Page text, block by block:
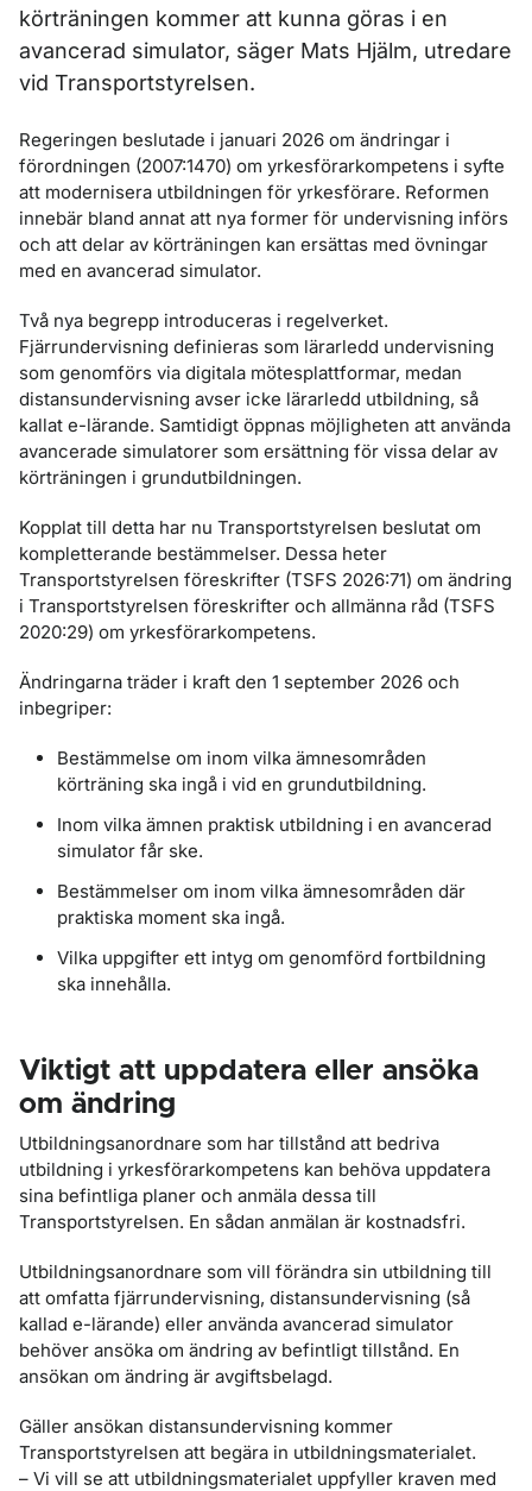
körträningen kommer att kunna göras i en
avancerad simulator, säger Mats Hjälm, utredare
vid Transportstyrelsen.
Regeringen beslutade i januari 2026 om ändringar i
förordningen (2007:1470) om yrkesförarkompetens i syfte
att modernisera utbildningen för yrkesförare. Reformen
innebär bland annat att nya former för undervisning införs
och att delar av körträningen kan ersättas med övningar
med en avancerad simulator.
Två nya begrepp introduceras i regelverket.
Fjärrundervisning definieras som lärarledd undervisning
som genomförs via digitala mötesplattformar, medan
distansundervisning avser icke lärarledd utbildning, så
kallat e-lärande. Samtidigt öppnas möjligheten att använda
avancerade simulatorer som ersättning för vissa delar av
körträningen i grundutbildningen.
Kopplat till detta har nu Transportstyrelsen beslutat om
kompletterande bestämmelser. Dessa heter
Transportstyrelsen föreskrifter (TSFS 2026:71) om ändring
i Transportstyrelsen föreskrifter och allmänna råd (TSFS
2020:29) om yrkesförarkompetens.
Ändringarna träder i kraft den 1 september 2026 och
inbegriper:
Bestämmelse om inom vilka ämnesområden
körträning ska ingå i vid en grundutbildning.
Inom vilka ämnen praktisk utbildning i en avancerad
simulator får ske.
Bestämmelser om inom vilka ämnesområden där
praktiska moment ska ingå.
Vilka uppgifter ett intyg om genomförd fortbildning
ska innehålla.
Viktigt att uppdatera eller ansöka
om ändring
Utbildningsanordnare som har tillstånd att bedriva
utbildning i yrkesförarkompetens kan behöva uppdatera
sina befintliga planer och anmäla dessa till
Transportstyrelsen. En sådan anmälan är kostnadsfri.
Utbildningsanordnare som vill förändra sin utbildning till
att omfatta fjärrundervisning, distansundervisning (så
kallad e-lärande) eller använda avancerad simulator
behöver ansöka om ändring av befintligt tillstånd. En
ansökan om ändring är avgiftsbelagd.
Gäller ansökan distansundervisning kommer
Transportstyrelsen att begära in utbildningsmaterialet.
– Vi vill se att utbildningsmaterialet uppfyller kraven med